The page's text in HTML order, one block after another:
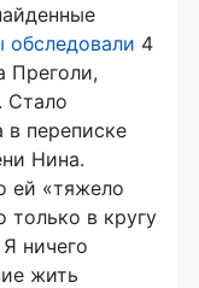
обследовали 4
Преголи,
Стало
в переписке
Нина.
ей «тяжело
в кругу
ничего
жить